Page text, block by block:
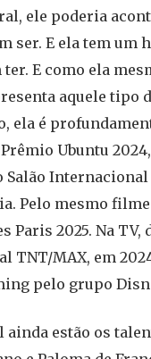
ele poderia
ser. E ela tem
E como ela
aquele
ela é
Ubuntu
Pelo mesmo
2025. Na TV,
TNT/MAX, em
pelo grupo
estão os